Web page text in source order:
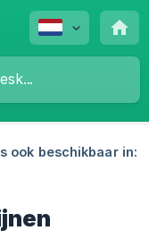
ook beschikbaar in: